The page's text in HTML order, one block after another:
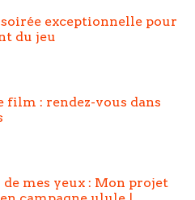
soirée exceptionnelle pour
du jeu
film : rendez-vous dans
mes yeux : Mon projet